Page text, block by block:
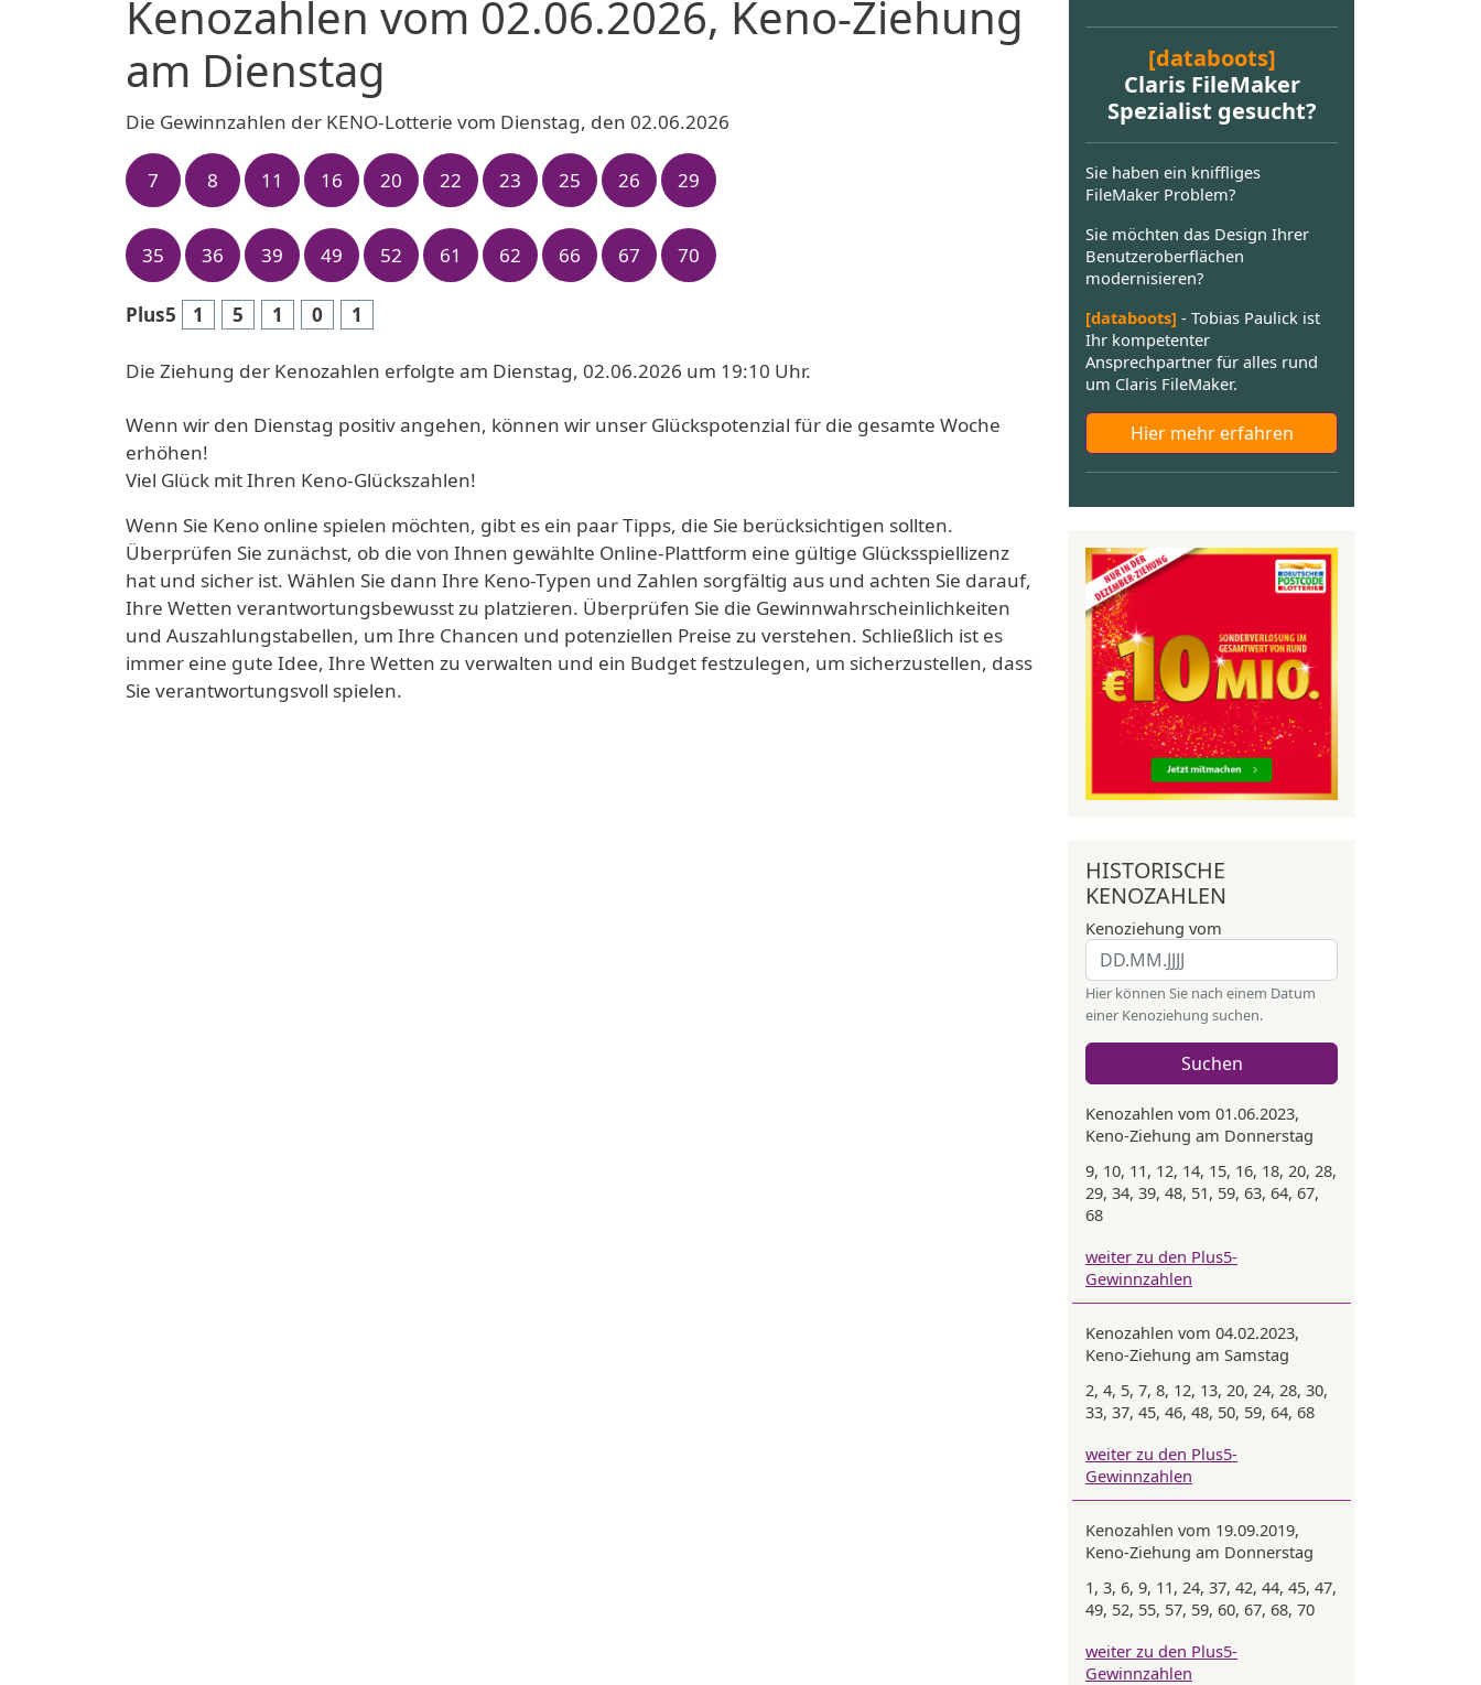
Kenozahlen vom 02.06.2026, Keno-Ziehung
am Dienstag
Die Gewinnzahlen der KENO-Lotterie vom Dienstag, den 02.06.2026
7 8 11 16 20 22 23 25 26 29
35 36 39 49 52 61 62 66 67 70
Plus5 1 5 1 0 1
Die Ziehung der Kenozahlen erfolgte am Dienstag, 02.06.2026 um 19:10 Uhr.
Wenn wir den Dienstag positiv angehen, können wir unser Glückspotenzial für die gesamte Woche
erhöhen!
Viel Glück mit Ihren Keno-Glückszahlen!
Wenn Sie Keno online spielen möchten, gibt es ein paar Tipps, die Sie berücksichtigen sollten.
Überprüfen Sie zunächst, ob die von Ihnen gewählte Online-Plattform eine gültige Glücksspiellizenz
hat und sicher ist. Wählen Sie dann Ihre Keno-Typen und Zahlen sorgfältig aus und achten Sie darauf,
Ihre Wetten verantwortungsbewusst zu platzieren. Überprüfen Sie die Gewinnwahrscheinlichkeiten
und Auszahlungstabellen, um Ihre Chancen und potenziellen Preise zu verstehen. Schließlich ist es
immer eine gute Idee, Ihre Wetten zu verwalten und ein Budget festzulegen, um sicherzustellen, dass
Sie verantwortungsvoll spielen.
[databoots]
Claris FileMaker
Spezialist gesucht?
Sie haben ein kniffliges
FileMaker Problem?
Sie möchten das Design Ihrer
Benutzeroberflächen
modernisieren?
[databoots] - Tobias Paulick ist
Ihr kompetenter
Ansprechpartner für alles rund
um Claris FileMaker.
Hier mehr erfahren
HISTORISCHE
KENOZAHLEN
Kenoziehung vom
Hier können Sie nach einem Datum
einer Kenoziehung suchen.
Suchen
Kenozahlen vom 01.06.2023,
Keno-Ziehung am Donnerstag
9, 10, 11, 12, 14, 15, 16, 18, 20, 28,
29, 34, 39, 48, 51, 59, 63, 64, 67,
68
weiter zu den Plus5-
Gewinnzahlen
Kenozahlen vom 04.02.2023,
Keno-Ziehung am Samstag
2, 4, 5, 7, 8, 12, 13, 20, 24, 28, 30,
33, 37, 45, 46, 48, 50, 59, 64, 68
weiter zu den Plus5-
Gewinnzahlen
Kenozahlen vom 19.09.2019,
Keno-Ziehung am Donnerstag
1, 3, 6, 9, 11, 24, 37, 42, 44, 45, 47,
49, 52, 55, 57, 59, 60, 67, 68, 70
weiter zu den Plus5-
Gewinnzahlen